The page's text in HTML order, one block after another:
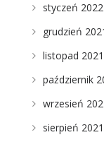
styczeń 2022
grudzień
listopad 2021
październik
wrzesień
sierpień 2021